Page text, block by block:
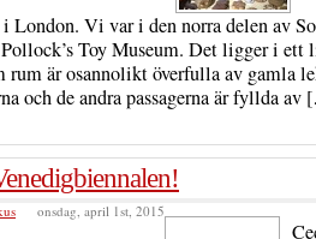
London. Vi var i den norra delen av
Toy Museum. Det ligger i ett
rum är osannolikt överfulla av gamla
och de andra passagerna är fyllda
onsdag, april 1st, 2015